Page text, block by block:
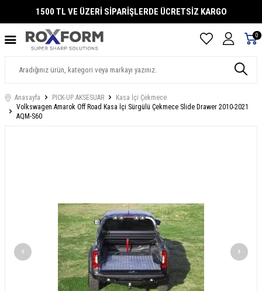
1500 TL VE ÜZERİ SİPARİŞLERDE ÜCRETSİZ KARGO
0
Anasayfa PICK-UP AKSESUAR
Kasa İçi Çekmece
Volkswagen Amarok Off Road Kasa İçi Sürgülü Çekmece Slide Drawer 2010-2021
AQM-S60